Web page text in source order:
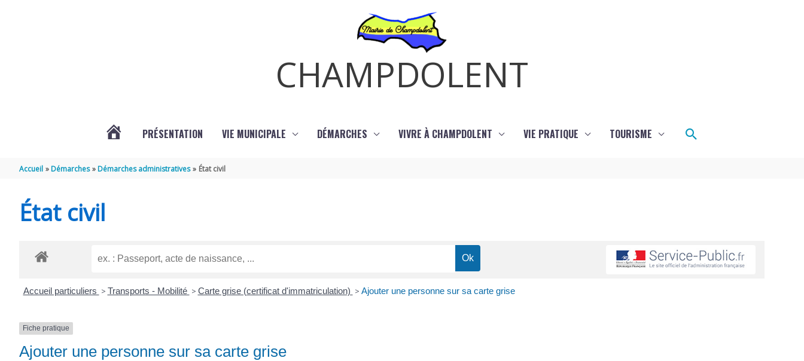
CHAMPDOLENT
PRÉSENTATION VIE MUNICIPALE DÉMARCHES VIVRE À CHAMPDOLENT VIE PRATIQUE TOURISME Rechercher
Accueil Démarches Démarches administratives État civil
État civil
Accueil particuliers > Transports - Mobilité > Carte grise (certificat d'immatriculation) > Ajouter une personne sur sa carte grise
Fiche pratique
Ajouter une personne sur sa carte grise